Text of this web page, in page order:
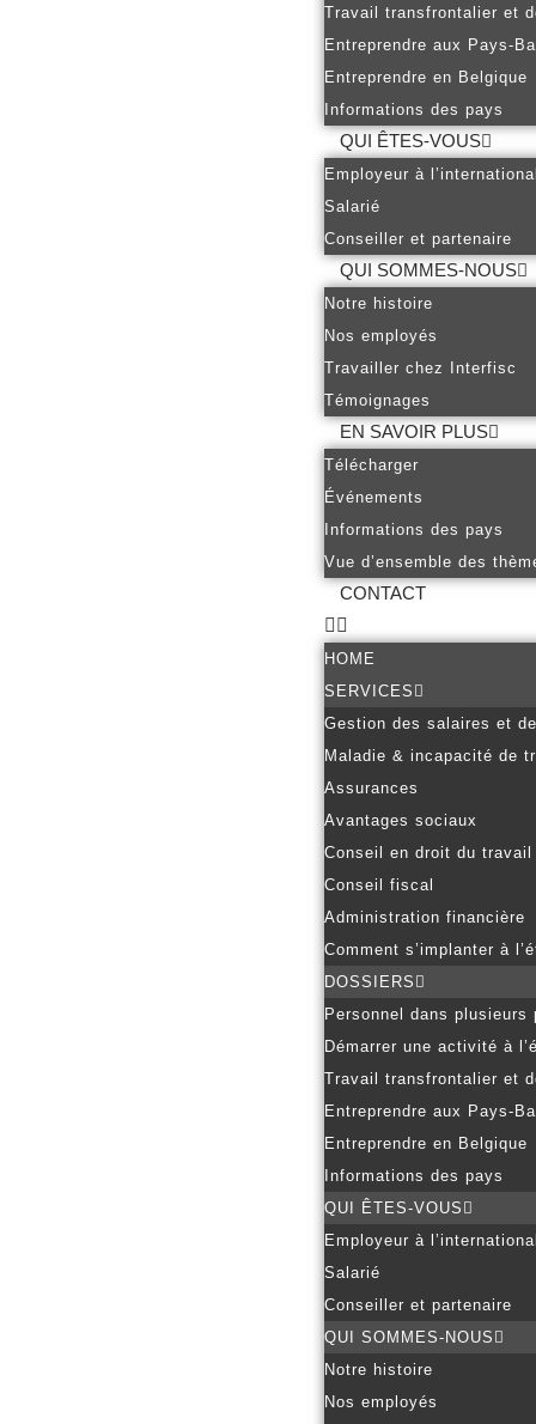
Travail transfrontalier et
Entreprendre aux Pays-
Entreprendre en Belgique
Informations des pays
QUI ÊTES-VOUS
Employeur à l’international
Salarié
Conseiller et partenaire
QUI SOMMES-NOUS
Notre histoire
Nos employés
Travailler chez Interfisc
Témoignages
EN SAVOIR PLUS
Télécharger
Événements
Informations des pays
Vue d’ensemble des
CONTACT
HOME
SERVICES
Gestion des salaires et
Maladie & incapacité de
Assurances
Avantages sociaux
Conseil en droit du travail
Conseil fiscal
Administration financière
Comment s’implanter à
DOSSIERS
Personnel dans plusieurs
Démarrer une activité à
Travail transfrontalier et
Entreprendre aux Pays-
Entreprendre en Belgique
Informations des pays
QUI ÊTES-VOUS
Employeur à l’international
Salarié
Conseiller et partenaire
QUI SOMMES-NOUS
Notre histoire
Nos employés